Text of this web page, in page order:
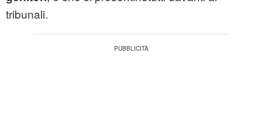
tribunali.